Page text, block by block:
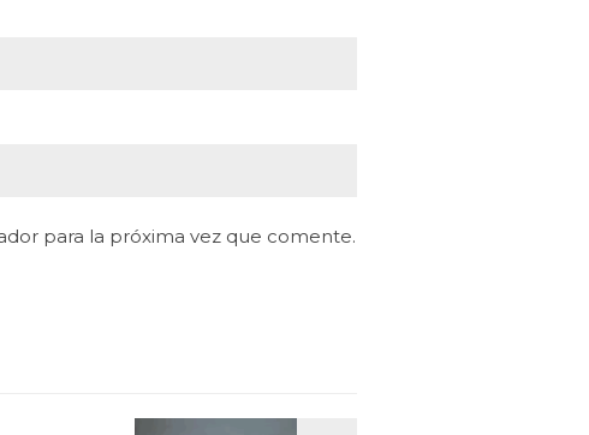
para la próxima vez que comente.